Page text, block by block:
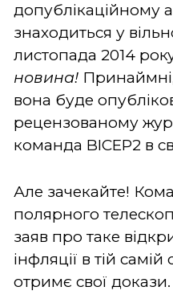
допублікаційному
знаходиться у
листопада 2014
новина!
вона буде
рецензованому
команда BICEP2 в
Але зачекайте!
полярного
заяв про таке
інфляції в тій самій
отримє свої